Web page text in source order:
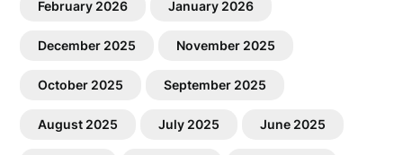
February 2026 January 2026
December 2025 November 2025
October 2025 September 2025
August 2025 July 2025 June 2025